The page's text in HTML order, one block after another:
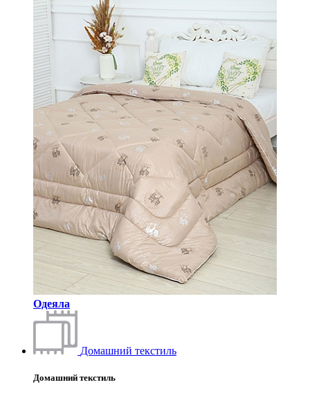
Одеяла
Домашний текстиль
Домашний текстиль